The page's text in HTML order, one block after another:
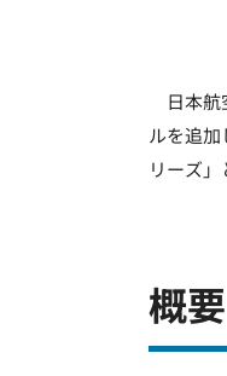
日本航
ルを追
リーズ」
概要